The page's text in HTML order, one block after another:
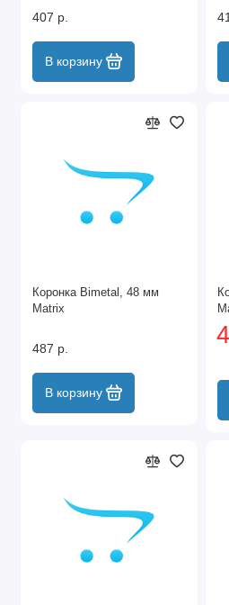
407 р.
В корзину
Коронка Bimetal, 48 мм
Matrix
487 р.
В корзину